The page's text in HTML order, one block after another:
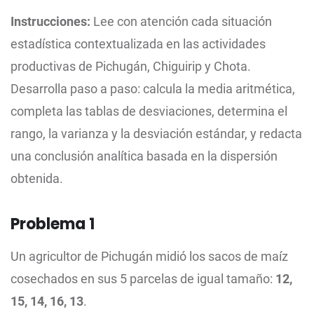
Instrucciones: Lee con atención cada situación
estadística contextualizada en las actividades
productivas de Pichugán, Chiguirip y Chota.
Desarrolla paso a paso: calcula la media aritmética,
completa las tablas de desviaciones, determina el
rango, la varianza y la desviación estándar, y redacta
una conclusión analítica basada en la dispersión
obtenida.
Problema 1
Un agricultor de Pichugán midió los sacos de maíz
cosechados en sus 5 parcelas de igual tamaño: 12,
15, 14, 16, 13.